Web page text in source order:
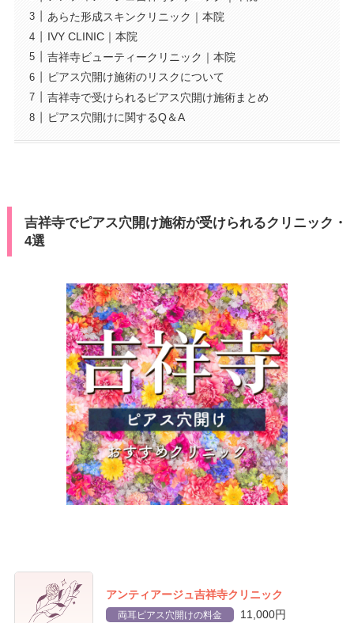
あらた形成スキンクリニック｜本院
IVY CLINIC｜本院
吉祥寺ビューティークリニック｜本院
ピアス穴開け施術のリスクについて
吉祥寺で受けられるピアス穴開け施術まとめ
ピアス穴開けに関するQ＆A
吉祥寺でピアス穴開け施術が受けられるクリニック・
4選
アンティアージュ吉祥寺クリニック
両耳ピアス穴開けの料金 11,000円